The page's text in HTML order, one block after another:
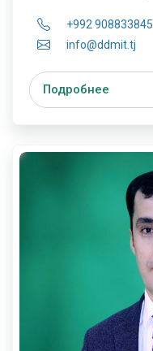
+992 908833845
info@ddmit.tj
Подробнее